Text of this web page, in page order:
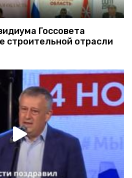
Госсовета
строительной отрасли